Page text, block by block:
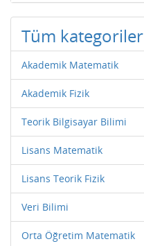
Tüm kategoriler
Akademik Matematik
Akademik Fizik
Teorik Bilgisayar Bilimi
Lisans Matematik
Lisans Teorik Fizik
Veri Bilimi
Orta Öğretim Matematik